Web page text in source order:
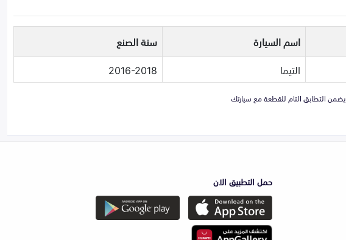
اسم السيارة
سنة الصنع
التيما 2016-2018
حمل التطبيق الان